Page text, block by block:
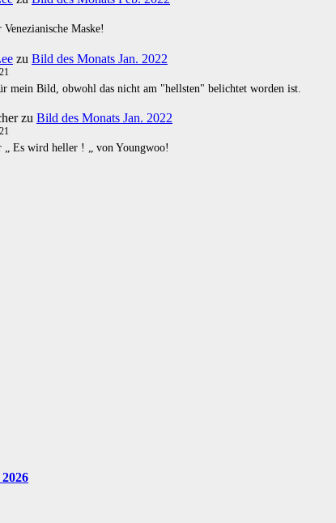
Maske!
zu Bild des Monats Jan. 2022
mein Bild, obwohl das nicht am "hellsten" belichtet worden ist.
zu Bild des Monats Jan. 2022
„ Es wird heller ! „ von Youngwoo!